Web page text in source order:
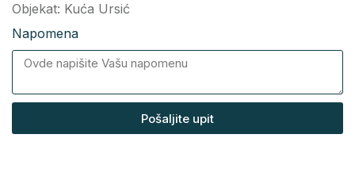
Objekat: Kuća Ursić
Napomena
Pošaljite upit